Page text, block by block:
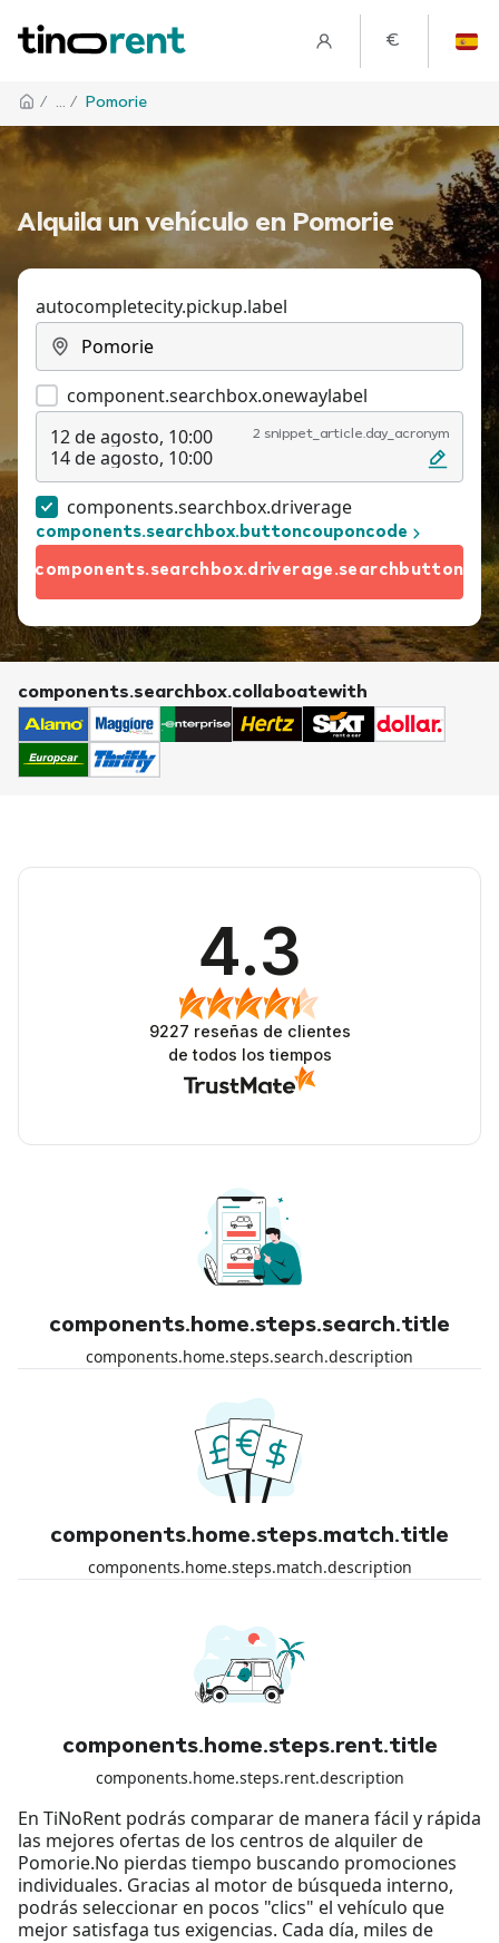
€
/ ... / Pomorie
Alquila un vehículo en Pomorie
autocompletecity.pickup.label
component.searchbox.onewaylabel
12 de agosto, 10:00
14 de agosto, 10:00
2 snippet_article.day_acronym
components.searchbox.driverage
components.searchbox.buttoncouponcode
components.searchbox.driverage.searchbutton
components.searchbox.collaboatewith
4.3
9227 reseñas de clientes
de todos los tiempos
components.home.steps.search.title
components.home.steps.search.description
components.home.steps.match.title
components.home.steps.match.description
components.home.steps.rent.title
components.home.steps.rent.description
En TiNoRent podrás comparar de manera fácil y rápida
las mejores ofertas de los centros de alquiler de
Pomorie.No pierdas tiempo buscando promociones
individuales. Gracias al motor de búsqueda interno,
podrás seleccionar en pocos "clics" el vehículo que
mejor satisfaga tus exigencias. Cada día, miles de